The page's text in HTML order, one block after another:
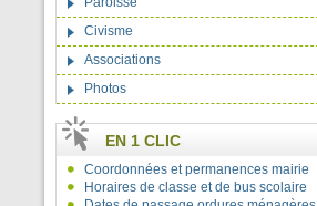
Civisme
Associations
Photos
EN 1 CLIC
Coordonnées et permanences mairie
Horaires de classe et de bus scolaire